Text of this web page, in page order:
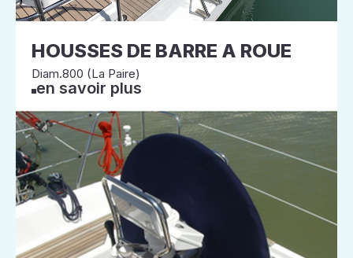
HOUSSES DE BARRE A ROUE
Diam.800 (La Paire)
en savoir plus